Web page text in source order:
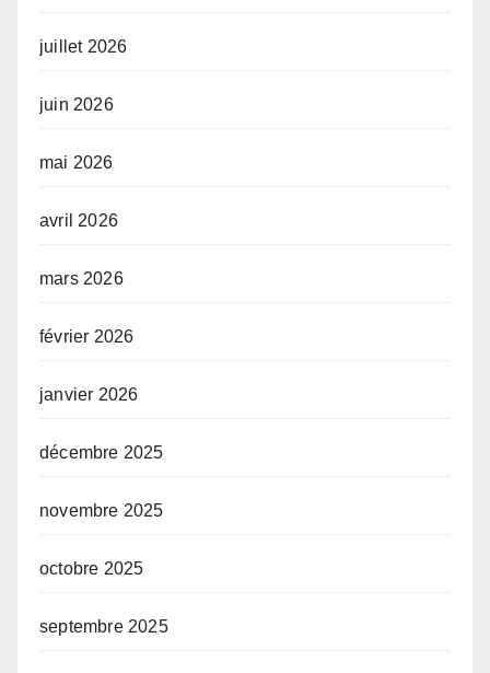
juillet 2026
juin 2026
mai 2026
avril 2026
mars 2026
février 2026
janvier 2026
décembre 2025
novembre 2025
octobre 2025
septembre 2025